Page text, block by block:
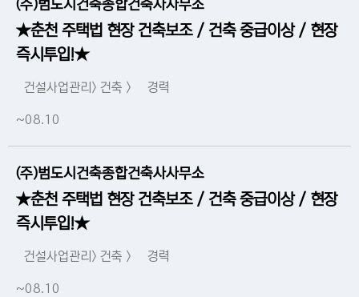
(주)범도시건축종합건축사사무소
★춘천 주택법 현장 건축보조 / 건축 중급이상 / 현장
즉시투입!★
건설사업관리> 건축 > 경력
~08.10
(주)범도시건축종합건축사사무소
★춘천 주택법 현장 건축보조 / 건축 중급이상 / 현장
즉시투입!★
건설사업관리> 건축 > 경력
~08.10